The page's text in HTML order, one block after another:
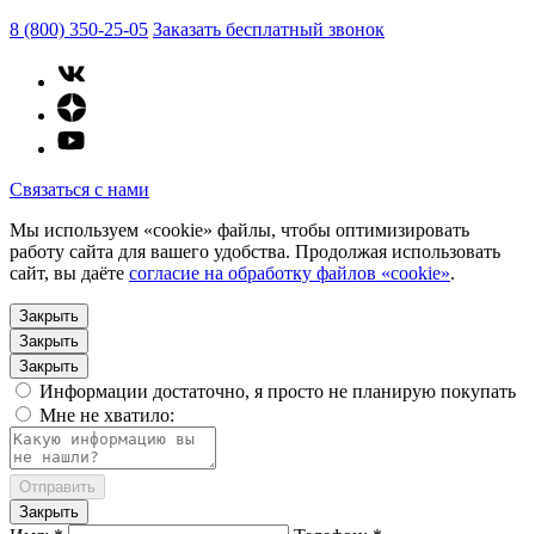
8 (800) 350-25-05 Заказать бесплатный звонок
Связаться с нами
Мы используем «cookie» файлы, чтобы оптимизировать
работу сайта для вашего удобства. Продолжая использовать
сайт, вы даёте согласие на обработку файлов «cookie».
Закрыть
Закрыть
Закрыть
Информации достаточно, я просто не планирую покупать
Мне не хватило:
Отправить
Закрыть